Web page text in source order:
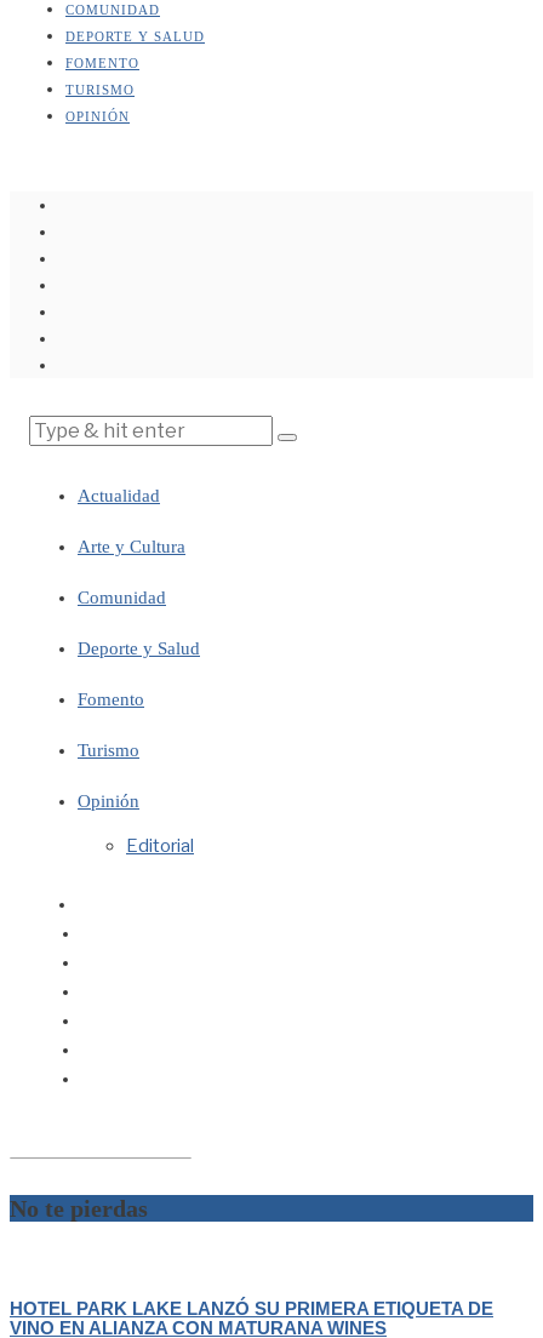
COMUNIDAD
DEPORTE Y SALUD
FOMENTO
TURISMO
OPINIÓN
Actualidad
Arte y Cultura
Comunidad
Deporte y Salud
Fomento
Turismo
Opinión
Editorial
No te pierdas
HOTEL PARK LAKE LANZÓ SU PRIMERA ETIQUETA DE
VINO EN ALIANZA CON MATURANA WINES